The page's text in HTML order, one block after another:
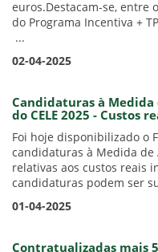
euros.Destacam-se, entre
do Programa Incentiva +
...
02-04-2025
Candidaturas à
do CELE 2025 - Custos
Foi hoje disponibilizado o
candidaturas à Medida de
relativas aos custos reais
candidaturas podem ser
01-04-2025
Contratualizadas mais